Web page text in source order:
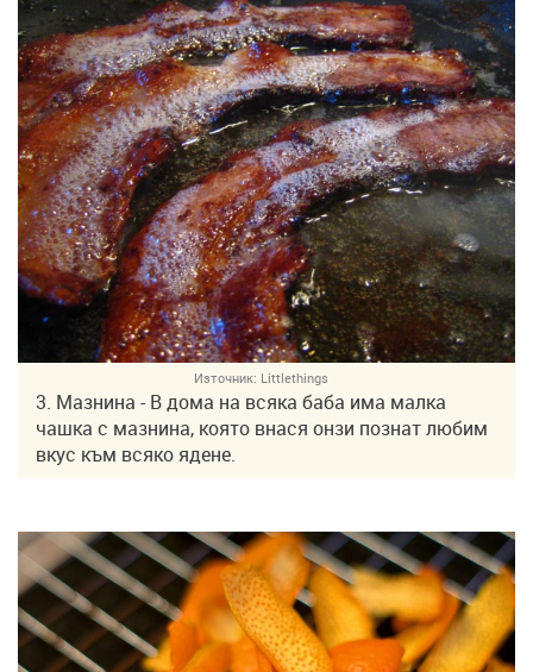
Източник: Littlethings
3. Мазнина - В дома на всяка баба има малка
чашка с мазнина, която внася онзи познат любим
вкус към всяко ядене.